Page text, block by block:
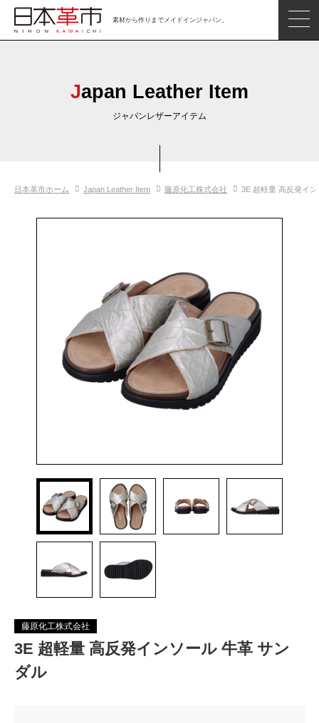
素材から作りまでメイドインジャパン。
革市通信
日本の革の良さを知ろう
Japan Leather Item
ジャパンレザーアイテム
日本革市ホーム Japan Leather Item 藤原化工株式会社 3E 超軽量 高反発イ
藤原化工株式会社
3E 超軽量 高反発インソール 牛革 サン
ダル